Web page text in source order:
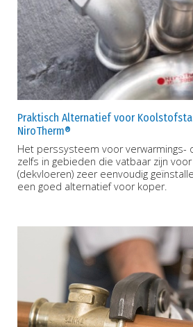
Praktisch Alternatief voor
NiroTherm®
Het perssysteem voor verwarmings-
zelfs in gebieden die vatbaar zijn
(dekvloeren) zeer eenvoudig
een goed alternatief voor koper.